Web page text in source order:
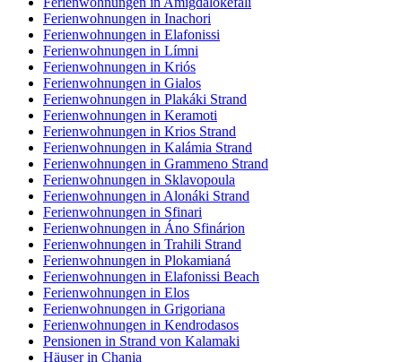
Ferienwohnungen in Inachori
Ferienwohnungen in Elafonissi
Ferienwohnungen in Límni
Ferienwohnungen in Kriós
Ferienwohnungen in Gialos
Ferienwohnungen in Plakáki Strand
Ferienwohnungen in Keramoti
Ferienwohnungen in Krios Strand
Ferienwohnungen in Kalámia Strand
Ferienwohnungen in Grammeno Strand
Ferienwohnungen in Sklavopoula
Ferienwohnungen in Alonáki Strand
Ferienwohnungen in Sfinari
Ferienwohnungen in Áno Sfinárion
Ferienwohnungen in Trahili Strand
Ferienwohnungen in Plokamianá
Ferienwohnungen in Elafonissi Beach
Ferienwohnungen in Elos
Ferienwohnungen in Grigoriana
Ferienwohnungen in Kendrodasos
Pensionen in Strand von Kalamaki
Häuser in Chania